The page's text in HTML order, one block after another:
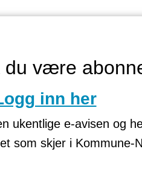
du være
inn her
ukentlige e-avisen og
som skjer i Kommune-